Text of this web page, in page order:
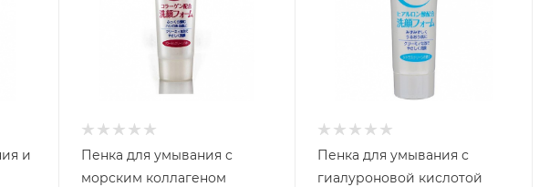
и
Пенка для умывания с
морским коллагеном
Пенка для умывания с
гиалуроновой кислотой